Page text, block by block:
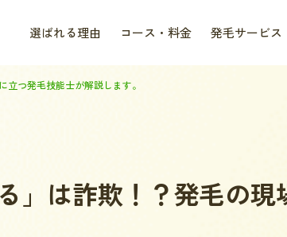
選ばれる理由 コース・料金 発毛サービス
立つ発毛技能士が解説します。
」は詐欺！？発毛の